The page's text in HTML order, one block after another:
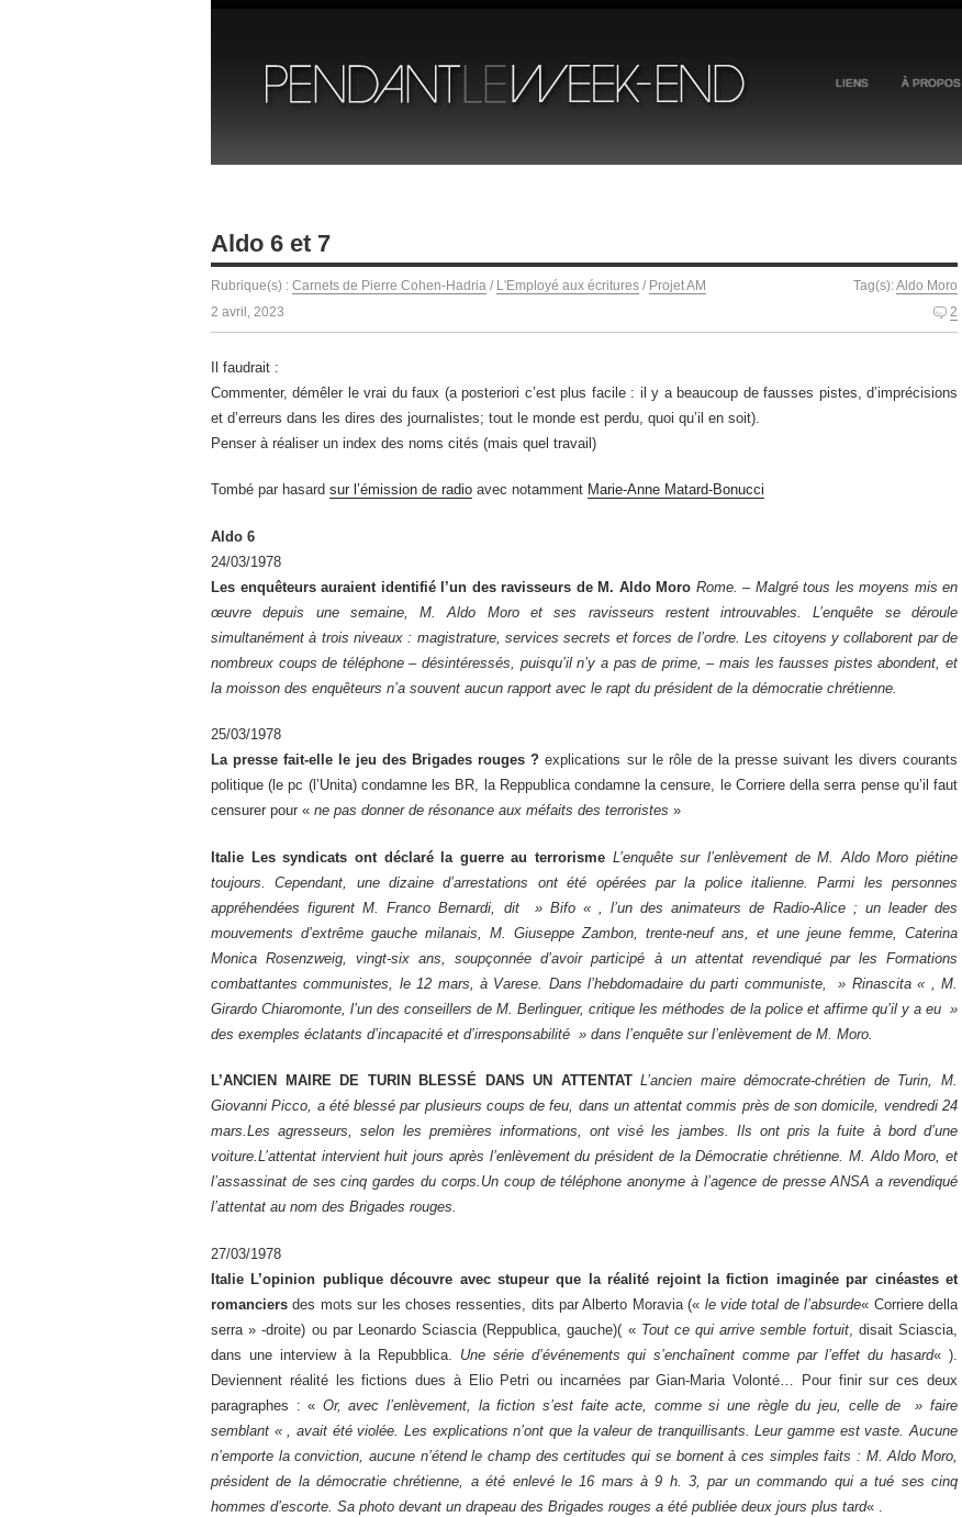
LIENS À PROPOS
Aldo 6 et 7
Rubrique(s) : Carnets de Pierre Cohen-Hadria / L'Employé aux écritures / Projet AM Tag(s):Aldo Moro
2 avril, 2023
2
Il faudrait :
Commenter, démêler le vrai du faux (a posteriori c’est plus facile : il y a beaucoup de fausses pistes, d’imprécisions
et d’erreurs dans les dires des journalistes; tout le monde est perdu, quoi qu’il en soit).
Penser à réaliser un index des noms cités (mais quel travail)
Tombé par hasard sur l’émission de radio avec notamment Marie-Anne Matard-Bonucci
Aldo 6
24/03/1978
Les enquêteurs auraient identifié l’un des ravisseurs de M. Aldo Moro Rome. – Malgré tous les moyens mis en
œuvre depuis une semaine, M. Aldo Moro et ses ravisseurs restent introuvables. L’enquête se déroule
simultanément à trois niveaux : magistrature, services secrets et forces de l’ordre. Les citoyens y collaborent par de
nombreux coups de téléphone – désintéressés, puisqu’il n’y a pas de prime, – mais les fausses pistes abondent, et
la moisson des enquêteurs n’a souvent aucun rapport avec le rapt du président de la démocratie chrétienne.
25/03/1978
La presse fait-elle le jeu des Brigades rouges ? explications sur le rôle de la presse suivant les divers courants
politique (le pc (l’Unita) condamne les BR, la Reppublica condamne la censure, le Corriere della serra pense qu’il faut
censurer pour « ne pas donner de résonance aux méfaits des terroristes »
Italie Les syndicats ont déclaré la guerre au terrorisme L’enquête sur l’enlèvement de M. Aldo Moro piétine
toujours. Cependant, une dizaine d’arrestations ont été opérées par la police italienne. Parmi les personnes
appréhendées figurent M. Franco Bernardi, dit » Bifo « , l’un des animateurs de Radio-Alice ; un leader des
mouvements d’extrême gauche milanais, M. Giuseppe Zambon, trente-neuf ans, et une jeune femme, Caterina
Monica Rosenzweig, vingt-six ans, soupçonnée d’avoir participé à un attentat revendiqué par les Formations
combattantes communistes, le 12 mars, à Varese. Dans l’hebdomadaire du parti communiste, » Rinascita « , M.
Girardo Chiaromonte, l’un des conseillers de M. Berlinguer, critique les méthodes de la police et affirme qu’il y a eu »
des exemples éclatants d’incapacité et d’irresponsabilité » dans l’enquête sur l’enlèvement de M. Moro.
L’ANCIEN MAIRE DE TURIN BLESSÉ DANS UN ATTENTAT L’ancien maire démocrate-chrétien de Turin, M.
Giovanni Picco, a été blessé par plusieurs coups de feu, dans un attentat commis près de son domicile, vendredi 24
mars.Les agresseurs, selon les premières informations, ont visé les jambes. Ils ont pris la fuite à bord d’une
voiture.L’attentat intervient huit jours après l’enlèvement du président de la Démocratie chrétienne. M. Aldo Moro, et
l’assassinat de ses cinq gardes du corps.Un coup de téléphone anonyme à l’agence de presse ANSA a revendiqué
l’attentat au nom des Brigades rouges.
27/03/1978
Italie L’opinion publique découvre avec stupeur que la réalité rejoint la fiction imaginée par cinéastes et
romanciers des mots sur les choses ressenties, dits par Alberto Moravia (« le vide total de l’absurde« Corriere della
serra » -droite) ou par Leonardo Sciascia (Reppublica, gauche)( « Tout ce qui arrive semble fortuit, disait Sciascia,
dans une interview à la Repubblica. Une série d’événements qui s’enchaînent comme par l’effet du hasard« ).
Deviennent réalité les fictions dues à Elio Petri ou incarnées par Gian-Maria Volonté… Pour finir sur ces deux
paragraphes : « Or, avec l’enlèvement, la fiction s’est faite acte, comme si une règle du jeu, celle de » faire
semblant « , avait été violée. Les explications n’ont que la valeur de tranquillisants. Leur gamme est vaste. Aucune
n’emporte la conviction, aucune n’étend le champ des certitudes qui se bornent à ces simples faits : M. Aldo Moro,
président de la démocratie chrétienne, a été enlevé le 16 mars à 9 h. 3, par un commando qui a tué ses cinq
hommes d’escorte. Sa photo devant un drapeau des Brigades rouges a été publiée deux jours plus tard« .